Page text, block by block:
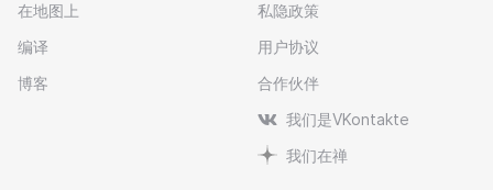
在地图上
编译
博客
私隐政策
用户协议
合作伙伴
我们是VKontakte
我们在禅